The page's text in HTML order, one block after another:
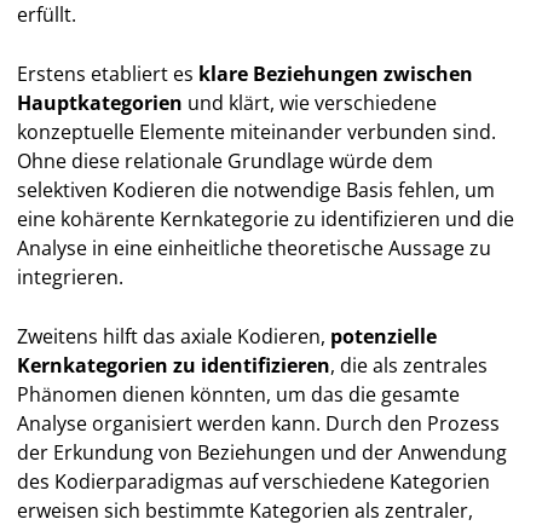
erfüllt.
Erstens etabliert es klare Beziehungen zwischen
Hauptkategorien und klärt, wie verschiedene
konzeptuelle Elemente miteinander verbunden sind.
Ohne diese relationale Grundlage würde dem
selektiven Kodieren die notwendige Basis fehlen, um
eine kohärente Kernkategorie zu identifizieren und die
Analyse in eine einheitliche theoretische Aussage zu
integrieren.
Zweitens hilft das axiale Kodieren, potenzielle
Kernkategorien zu identifizieren, die als zentrales
Phänomen dienen könnten, um das die gesamte
Analyse organisiert werden kann. Durch den Prozess
der Erkundung von Beziehungen und der Anwendung
des Kodierparadigmas auf verschiedene Kategorien
erweisen sich bestimmte Kategorien als zentraler,